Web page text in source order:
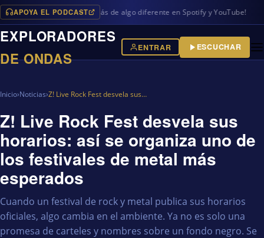
APOYA EL PODCAST
en iVoox, además de algo diferente en Spotify y YouTube!
EXPLORADORES
DE ONDAS
ENTRAR ESCUCHAR
Inicio›Noticias›Z! Live Rock Fest desvela sus…
Z! Live Rock Fest desvela sus
horarios: así se organiza uno de
los festivales de metal más
esperados
Cuando un festival de rock y metal publica sus horarios
oficiales, algo cambia en el ambiente. Ya no es solo una
promesa de carteles y nombres sobre un fondo negro. Se